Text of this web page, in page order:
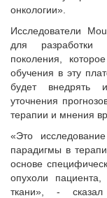
онкологии».
Исследователи
для разработки
поколения,
обучения в эту
будет внедрять
уточнения
терапии и мнения
«Это
парадигмы в
основе
опухоли
ткани», -